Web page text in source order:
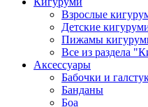
Взрослые
Детские
Пижамы
Все из раздела
Аксессуары
Бабочки и
Банданы
Боа